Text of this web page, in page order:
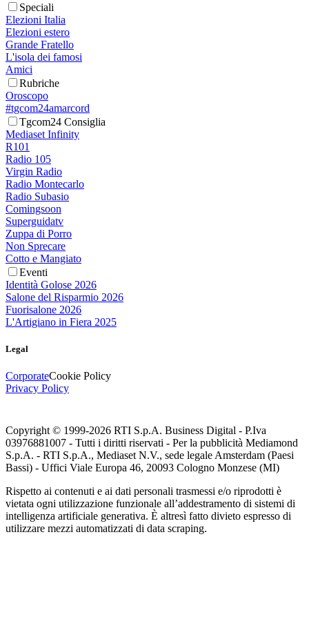
Speciali
Elezioni Italia
Elezioni estero
Grande Fratello
L'isola dei famosi
Amici
Rubriche
Oroscopo
#tgcom24amarcord
Tgcom24 Consiglia
Mediaset Infinity
R101
Radio 105
Virgin Radio
Radio Montecarlo
Radio Subasio
Comingsoon
Superguidatv
Zuppa di Porro
Non Sprecare
Cotto e Mangiato
Eventi
Identità Golose 2026
Salone del Risparmio 2026
Fuorisalone 2026
L'Artigiano in Fiera 2025
Legal
CorporateCookie Policy
Privacy Policy
Copyright © 1999-2026 RTI S.p.A. Business Digital - P.Iva
03976881007 - Tutti i diritti riservati - Per la pubblicità Mediamond
S.p.A. - RTI S.p.A., Mediaset N.V., sede legale Amsterdam (Paesi
Bassi) - Uffici Viale Europa 46, 20093 Cologno Monzese (MI)
Rispetto ai contenuti e ai dati personali trasmessi e/o riprodotti è
vietata ogni utilizzazione funzionale all’addestramento di sistemi di
intelligenza artificiale generativa. È altresì fatto divieto espresso di
utilizzare mezzi automatizzati di data scraping.